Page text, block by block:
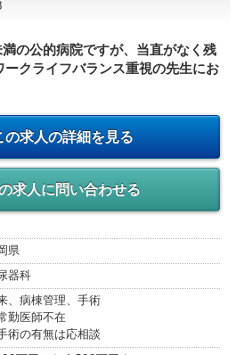
満の公的病院ですが、当直がなく残
ークライフバランス重視の先生にお
の求人の詳細を見る
求人に問い合わせる
県
器科
、病棟管理、手術
勤医師不在
術の有無は応相談